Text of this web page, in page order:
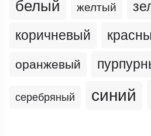
белый желтый
коричневый
оранжевый
серебряный синий